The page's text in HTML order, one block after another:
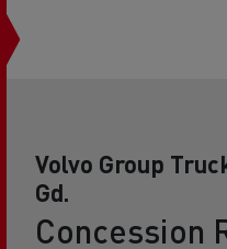
Volvo Group
Gd.
Concession